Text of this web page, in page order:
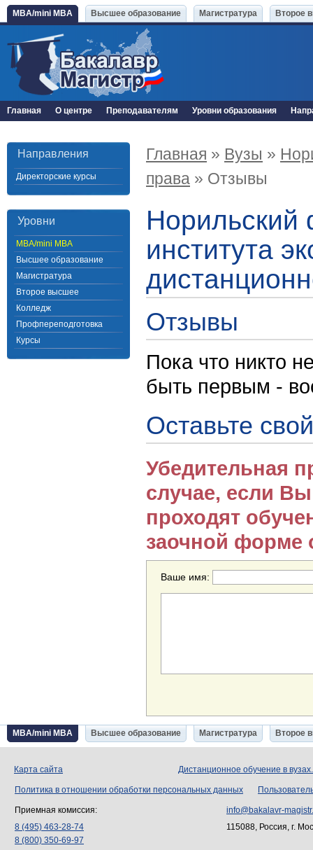
MBA/mini MBA Высшее образование Магистратура Второе
Главная О центре Преподавателям Уровни образования
Направления
Директорские курсы
Уровни
MBA/mini MBA
Высшее образование
Магистратура
Второе высшее
Колледж
Профпереподготовка
Курсы
Главная » Вузы »
права » Отзывы
Норильский
института
Отзывы
Пока что никто
быть первым -
Оставьте
Убедительная
случае, если
проходят
заочной форме
Ваше имя:
MBA/mini MBA Высшее образование Магистратура Второе
Карта сайта Дистанционное обучение в
Политика в отношении обработки персональных данных
Приемная комиссия:
8 (495) 463-28-74
8 (800) 350-69-97
info@bakalavr-
115088, Россия, г.